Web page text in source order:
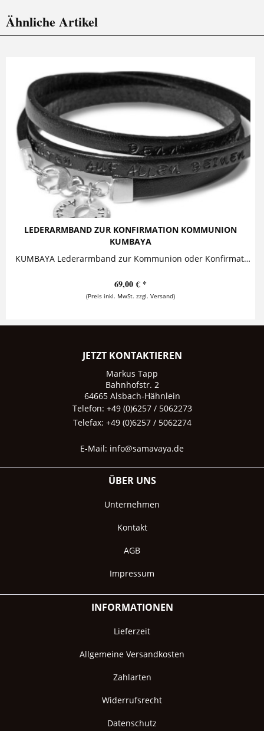
Ähnliche Artikel
LEDERARMBAND ZUR KONFIRMATION KOMMUNION
KUMBAYA
KUMBAYA Lederarmband zur Kommunion oder Konfirmation Auf dieses zauberhafte Armband aus hochwertigem Leder kann ein Wunschtext - wie ein...
69,00 € *
(Preis inkl. MwSt. zzgl. Versand)
JETZT KONTAKTIEREN
Markus Tapp
Bahnhofstr. 2
64665 Alsbach-Hähnlein
Telefon: +49 (0)6257 / 5062273
Telefax: +49 (0)6257 / 5062274
E-Mail: info@samavaya.de
ÜBER UNS
Unternehmen
Kontakt
AGB
Impressum
INFORMATIONEN
Lieferzeit
Allgemeine Versandkosten
Zahlarten
Widerrufsrecht
Datenschutz